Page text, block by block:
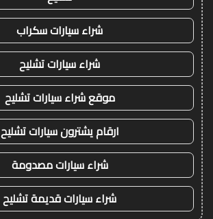
شراء سيارات سكراب
شراء سيارات تشليح
موقع شراء سيارات تشليح
ارقام يشترون سيارات تشليح
شراء سيارات مصدومة
شراء سيارات قديمة تشليح